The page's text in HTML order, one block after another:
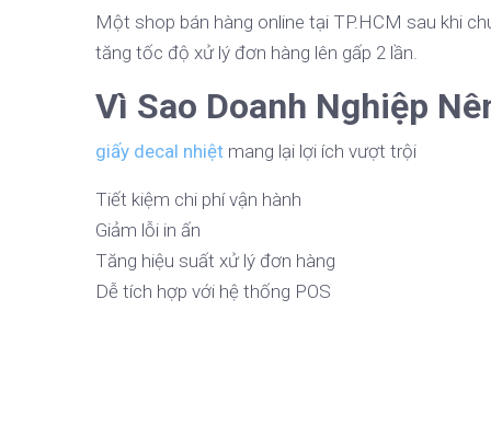
Một shop bán hàng online tại TP.HCM sau khi
tăng tốc độ xử lý đơn hàng lên gấp 2 lần.
Vì Sao Doanh Nghiệp
giấy decal nhiệt mang lại lợi ích vượt trội
Tiết kiệm chi phí vận hành
Giảm lỗi in ấn
Tăng hiệu suất xử lý đơn hàng
Dễ tích hợp với hệ thống POS